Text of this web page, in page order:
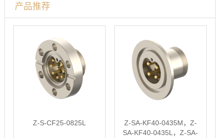
产品推荐
Z-S-CF25-0825L
Z-SA-KF40-0435M，Z-
SA-KF40-0435L，Z-SA-